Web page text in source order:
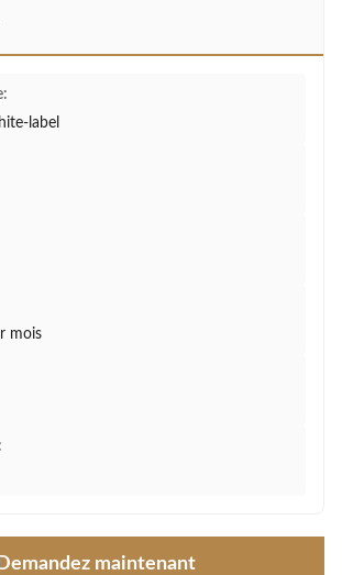
label
mois
Demandez maintenant